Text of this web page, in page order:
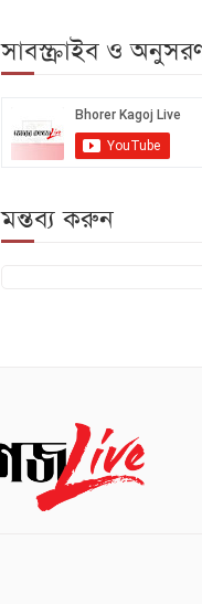
সাবস্ক্রাইব ও
মন্তব্য করুন